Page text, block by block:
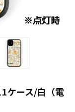
ケース/白（電